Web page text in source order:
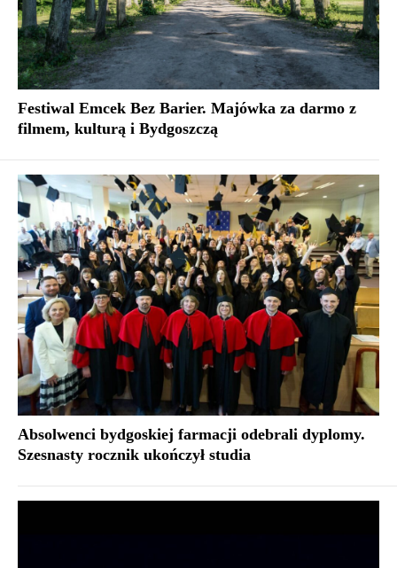
Festiwal Emcek Bez Barier. Majówka za darmo z
filmem, kulturą i Bydgoszczą
Absolwenci bydgoskiej farmacji odebrali dyplomy.
Szesnasty rocznik ukończył studia